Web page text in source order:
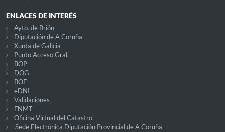
ENLACES DE INTERÉS
Ayto. de Brión
Diputación de A Coruña
Xunta de Galicia
Punto Acceso Gral.
BOP
DOG
BOE
eDNI
Validaciones
FNMT
Oficina Virtual del Catastro
Sede Electrónica Diputación Provincial de A Coruña